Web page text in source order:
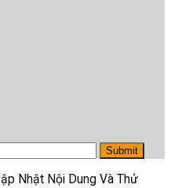
Nhật Nội Dung Và Thử